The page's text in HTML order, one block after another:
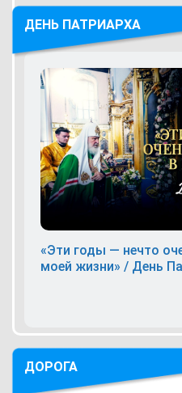
ДЕНЬ ПАТРИАРХА
«Эти годы — нечто
моей жизни» / День
ДОРОГА